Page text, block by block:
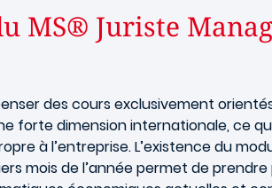
MS® Juriste
des cours exclusivement
forte dimension internationale, ce
à l’entreprise. L’existence du
mois de l’année permet de